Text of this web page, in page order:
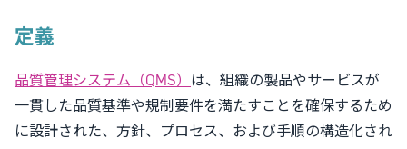
定義
品質管理システム（QMS） は、組織の製品やサービスが
一貫した品質基準や規制要件を満たすことを確保するため
に設計された、方針、プロセス、および手順の構造化され